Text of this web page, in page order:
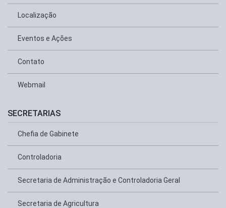
Localização
Eventos e Ações
Contato
Webmail
SECRETARIAS
Chefia de Gabinete
Controladoria
Secretaria de Administração e Controladoria Geral
Secretaria de Agricultura